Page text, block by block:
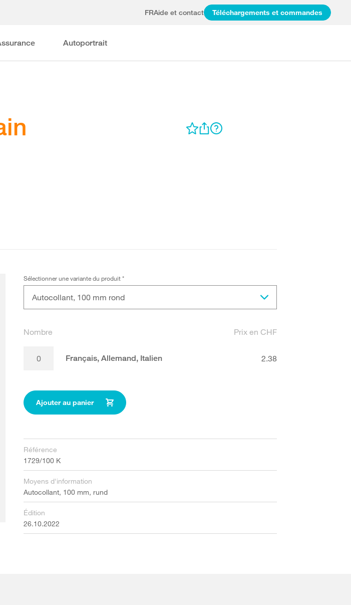
FRAide et contact Téléchargements et commandes
Autoportrait
Sélectionner une variante du produit*
Autocollant, 100 mm rond
Nombre Prix en CHF
Français, Allemand, Italien 2.38
Ajouter au panier
Référence
1729/100 K
Moyens d'information
Autocollant, 100 mm, rund
Édition
26.10.2022